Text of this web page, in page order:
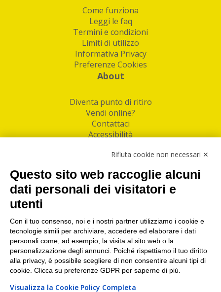
Come funziona
Leggi le faq
Termini e condizioni
Limiti di utilizzo
Informativa Privacy
Preferenze Cookies
About
Diventa punto di ritiro
Vendi online?
Contattaci
Accessibilità
Facebook
Linkedin
I nostri punti di ritiro e spedizione pacchi nelle
maggiori città italiane
Torino|Milano|Roma|Bologna|Firenze| Genova
Napoli|Varese
Rifiuta cookie non necessari ✕
Questo sito web raccoglie alcuni
dati personali dei visitatori e
utenti
Con il tuo consenso, noi e i nostri partner utilizziamo i cookie e
tecnologie simili per archiviare, accedere ed elaborare i dati
personali come, ad esempio, la visita al sito web o la
personalizzazione degli annunci. Poiché rispettiamo il tuo diritto
alla privacy, è possibile scegliere di non consentire alcuni tipi di
cookie. Clicca su preferenze GDPR per saperne di più.
Visualizza la Cookie Policy Completa